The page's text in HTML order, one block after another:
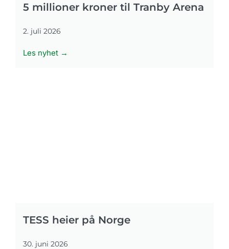
5 millioner kroner til Tranby Arena
2. juli 2026
Les nyhet →
TESS heier på Norge
30. juni 2026